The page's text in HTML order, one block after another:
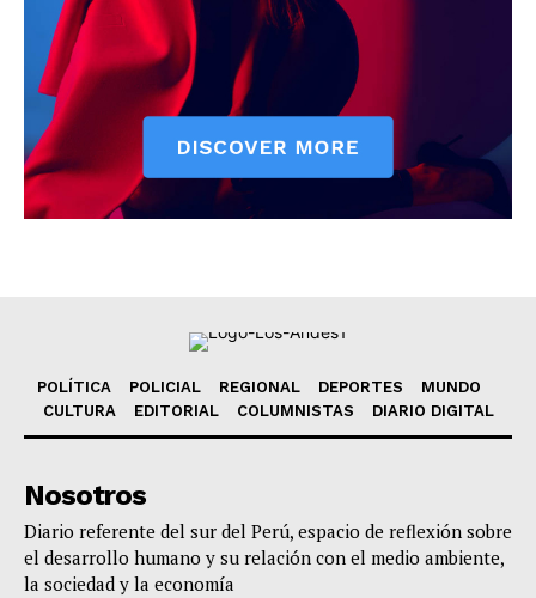
POLÍTICA POLICIAL REGIONAL DEPORTES
MUNDO
CULTURA
EDITORIAL COLUMNISTAS DIARIO DIGITAL
Nosotros
Diario referente del sur del Perú, espacio de reflexión sobre
el desarrollo humano y su relación con el medio ambiente,
la sociedad y la economía